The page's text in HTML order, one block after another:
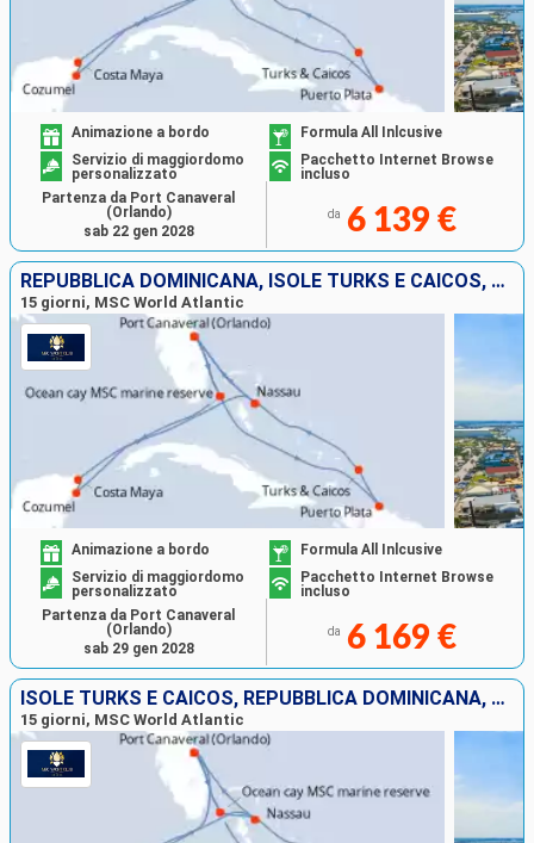
Animazione a bordo
Formula All Inlcusive
Servizio di maggiordomo
personalizzato
Pacchetto Internet Browse
incluso
da 6 139 €
Partenza da Port Canaveral
(Orlando)
sab 22 gen 2028
REPUBBLICA DOMINICANA, ISOLE TURKS E CAICOS, BAHAMAS, MESSICO, STATI UNITI
15 giorni, MSC World Atlantic
Animazione a bordo
Formula All Inlcusive
Servizio di maggiordomo
personalizzato
Pacchetto Internet Browse
incluso
da 6 169 €
Partenza da Port Canaveral
(Orlando)
sab 29 gen 2028
ISOLE TURKS E CAICOS, REPUBBLICA DOMINICANA, BAHAMAS, MESSICO, STATI UNITI
15 giorni, MSC World Atlantic